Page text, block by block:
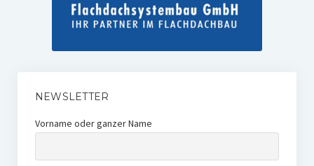
NEWSLETTER
Vorname oder ganzer Name